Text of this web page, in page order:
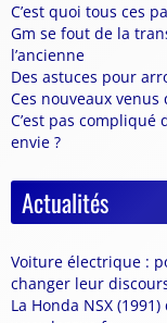
C’est quoi tous ces
Gm se fout de la
l’ancienne
Des astuces pour
Ces nouveaux
C’est pas
envie ?
Actualités
Voiture électrique :
changer leur
La Honda NSX